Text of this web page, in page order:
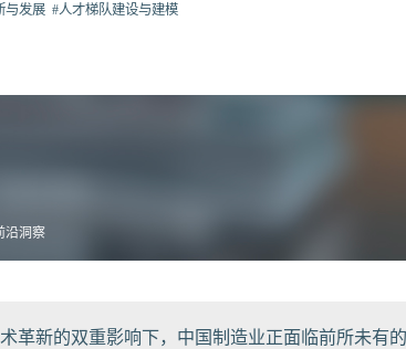
与发展 #人才梯队建设与建模
沿洞察
革新的双重影响下，中国制造业正面临前所未有